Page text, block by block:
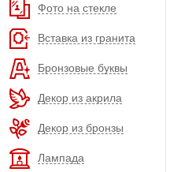
Фото на стекле
Вставка из гранита
Бронзовые буквы
Декор из акрила
Декор из бронзы
Лампада